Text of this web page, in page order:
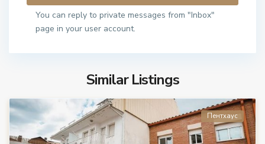
You can reply to private messages from "Inbox"
page in your user account.
Similar Listings
Пентхаус